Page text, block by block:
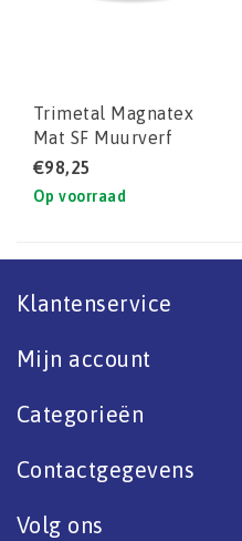
Trimetal Magnatex
Mat SF Muurverf
€98,25
Op voorraad
Klantenservice
Mijn account
Categorieën
Contactgegevens
Volg ons